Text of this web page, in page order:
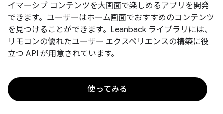
イマーシブ コンテンツを大画面で楽しめるアプリを開発
できます。ユーザーはホーム画面でおすすめのコンテンツ
を見つけることができます。Leanback ライブラリには、
リモコンの優れたユーザー エクスペリエンスの構築に役
立つ API が用意されています。
使ってみる